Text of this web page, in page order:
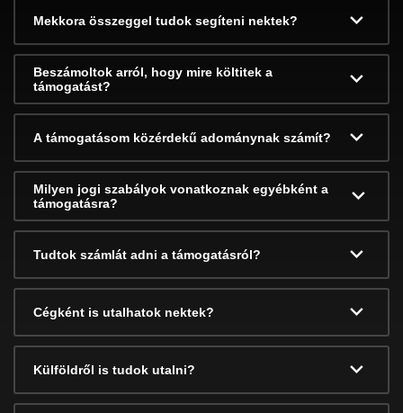
Mekkora összeggel tudok segíteni nektek?
Beszámoltok arról, hogy mire költitek a
támogatást?
A támogatásom közérdekű adománynak számít?
Milyen jogi szabályok vonatkoznak egyébként a
támogatásra?
Tudtok számlát adni a támogatásról?
Cégként is utalhatok nektek?
Külföldről is tudok utalni?